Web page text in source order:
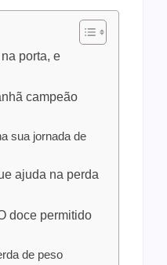
porta, e
campeão
sua jornada de
ajuda na perda
doce permitido
de peso